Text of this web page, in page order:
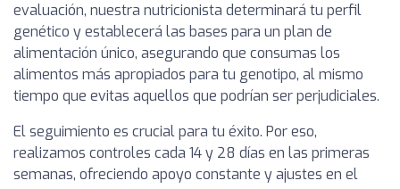
evaluación, nuestra nutricionista determinará tu perfil
genético y establecerá las bases para un plan de
alimentación único, asegurando que consumas los
alimentos más apropiados para tu genotipo, al mismo
tiempo que evitas aquellos que podrían ser perjudiciales.
El seguimiento es crucial para tu éxito. Por eso,
realizamos controles cada 14 y 28 días en las primeras
semanas, ofreciendo apoyo constante y ajustes en el